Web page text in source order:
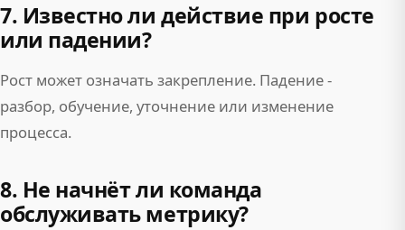
7. Известно ли действие при росте
или падении?
Рост может означать закрепление. Падение -
разбор, обучение, уточнение или изменение
процесса.
8. Не начнёт ли команда
обслуживать метрику?